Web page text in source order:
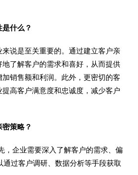
什么？
说是至关重要的。通过建立客户亲
了解客户的需求和喜好，从而提供
销售额和利润。此外，更密切的客
提高客户满意度和忠诚度，减少客户
策略？
，企业需要深入了解客户的需求、偏
通过客户调研、数据分析等手段获取